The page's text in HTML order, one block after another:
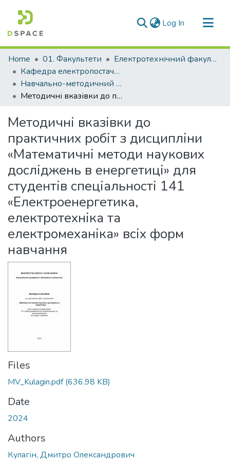
Log In (current)
Communities & Collections
All of DSpace
Statistics
Home 01. Факультети
Електротехнічний факультет
Кафедра електропостачання промислових підприємств (Кафедра ЕПП)
Навчально-методичний комплекс дисциплін кафедри ЕПП
Методичні вказівки до практичних робіт з дисципліни «Математичні методи наукових досліджень в енергетиці» для студентів спеціальності 141 «Електроенергетика, електротехніка та електромеханіка» всіх форм навчання
Методичні вказівки до
практичних робіт з дисципліни
«Математичні методи наукових
досліджень в енергетиці» для
студентів спеціальності 141
«Електроенергетика,
електротехніка та
електромеханіка» всіх форм
навчання
Files
MV_Kulagin.pdf(636.98 KB)
Date
2024
Authors
Кулагін, Дмитро Олександрович